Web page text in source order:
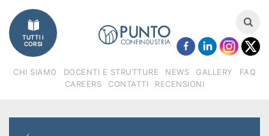
Imprese
Catalogo
corsi
Regione
TUTTI I
CORSI
CHI SIAMO DOCENTI E STRUTTURE NEWS GALLERY
FAQ
CAREERS
CONTATTI RECENSIONI